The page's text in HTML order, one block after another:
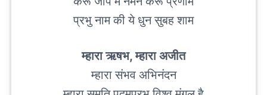
प्रभु नाम की ये धुन सुबह शाम
म्हारा ऋषभ, म्हारा अजीत
म्हारा संभव अभिनंदन